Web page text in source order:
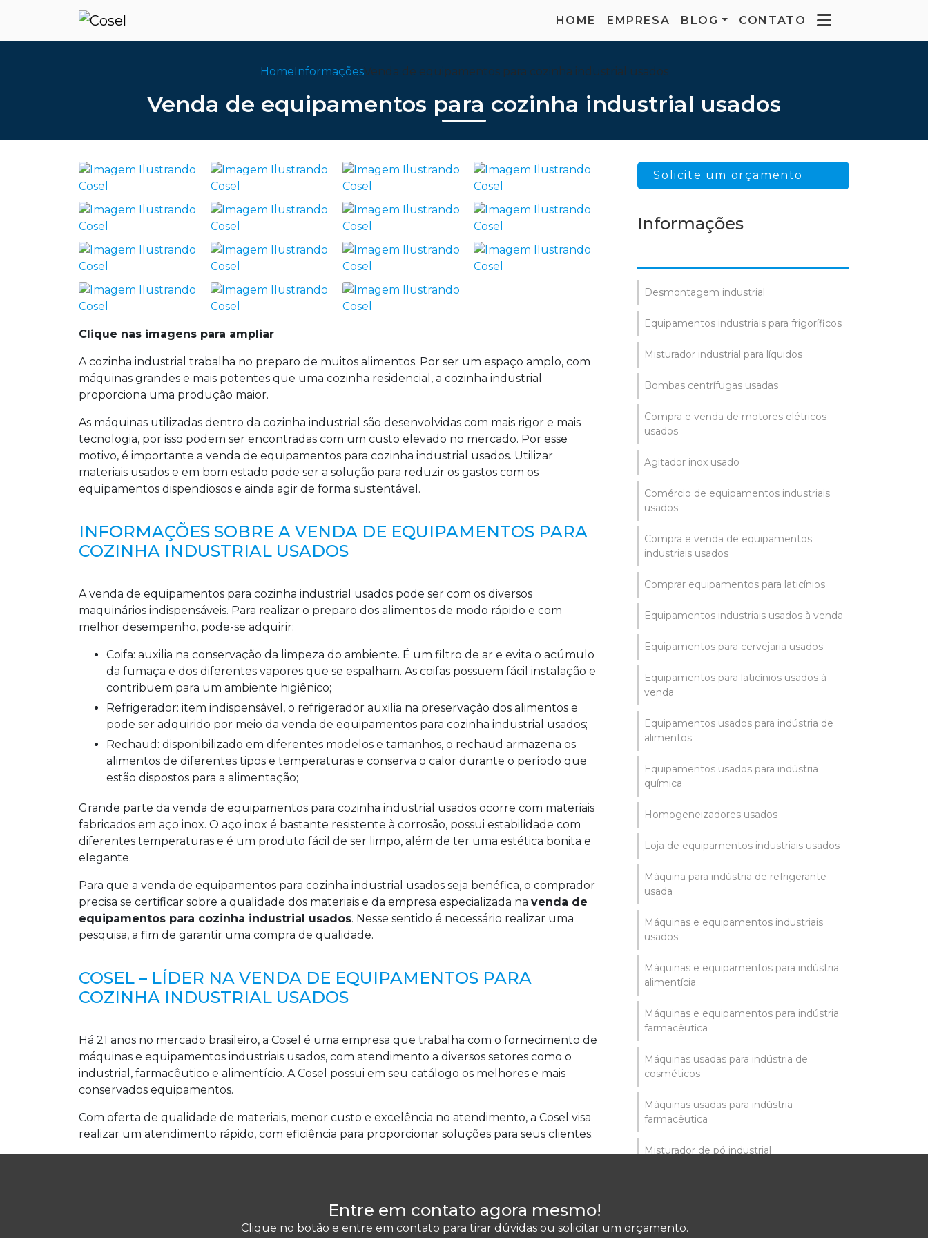
HOME EMPRESA BLOG CONTATO
HomeInformaçõesVenda de equipamentos para cozinha industrial usados
Venda de equipamentos para cozinha industrial usados
Clique nas imagens para ampliar
A cozinha industrial trabalha no preparo de muitos alimentos. Por ser um espaço amplo, com
máquinas grandes e mais potentes que uma cozinha residencial, a cozinha industrial
proporciona uma produção maior.
As máquinas utilizadas dentro da cozinha industrial são desenvolvidas com mais rigor e mais
tecnologia, por isso podem ser encontradas com um custo elevado no mercado. Por esse
motivo, é importante a venda de equipamentos para cozinha industrial usados. Utilizar
materiais usados e em bom estado pode ser a solução para reduzir os gastos com os
equipamentos dispendiosos e ainda agir de forma sustentável.
INFORMAÇÕES SOBRE A VENDA DE EQUIPAMENTOS PARA
COZINHA INDUSTRIAL USADOS
A venda de equipamentos para cozinha industrial usados pode ser com os diversos
maquinários indispensáveis. Para realizar o preparo dos alimentos de modo rápido e com
melhor desempenho, pode-se adquirir:
Coifa: auxilia na conservação da limpeza do ambiente. É um filtro de ar e evita o acúmulo
da fumaça e dos diferentes vapores que se espalham. As coifas possuem fácil instalação e
contribuem para um ambiente higiênico;
Refrigerador: item indispensável, o refrigerador auxilia na preservação dos alimentos e
pode ser adquirido por meio da venda de equipamentos para cozinha industrial usados;
Rechaud: disponibilizado em diferentes modelos e tamanhos, o rechaud armazena os
alimentos de diferentes tipos e temperaturas e conserva o calor durante o período que
estão dispostos para a alimentação;
Grande parte da venda de equipamentos para cozinha industrial usados ocorre com materiais
fabricados em aço inox. O aço inox é bastante resistente à corrosão, possui estabilidade com
diferentes temperaturas e é um produto fácil de ser limpo, além de ter uma estética bonita e
elegante.
Para que a venda de equipamentos para cozinha industrial usados seja benéfica, o comprador
precisa se certificar sobre a qualidade dos materiais e da empresa especializada na venda de
equipamentos para cozinha industrial usados. Nesse sentido é necessário realizar uma
pesquisa, a fim de garantir uma compra de qualidade.
COSEL – LÍDER NA VENDA DE EQUIPAMENTOS PARA
COZINHA INDUSTRIAL USADOS
Há 21 anos no mercado brasileiro, a Cosel é uma empresa que trabalha com o fornecimento de
máquinas e equipamentos industriais usados, com atendimento a diversos setores como o
industrial, farmacêutico e alimentício. A Cosel possui em seu catálogo os melhores e mais
conservados equipamentos.
Com oferta de qualidade de materiais, menor custo e excelência no atendimento, a Cosel visa
realizar um atendimento rápido, com eficiência para proporcionar soluções para seus clientes.
Entre em contato agora mesmo!
Clique no botão e entre em contato para tirar dúvidas ou solicitar um orçamento.
Solicite um orçamento
Informações
Desmontagem industrial
Equipamentos industriais para frigoríficos
Misturador industrial para líquidos
Bombas centrífugas usadas
Compra e venda de motores elétricos
usados
Agitador inox usado
Comércio de equipamentos industriais
usados
Compra e venda de equipamentos
industriais usados
Comprar equipamentos para laticínios
Equipamentos industriais usados à venda
Equipamentos para cervejaria usados
Equipamentos para laticínios usados à
venda
Equipamentos usados para indústria de
alimentos
Equipamentos usados para indústria
química
Homogeneizadores usados
Loja de equipamentos industriais usados
Máquina para indústria de refrigerante
usada
Máquinas e equipamentos industriais
usados
Máquinas e equipamentos para indústria
alimentícia
Máquinas e equipamentos para indústria
farmacêutica
Máquinas usadas para indústria de
cosméticos
Máquinas usadas para indústria
farmacêutica
Misturador de pó industrial